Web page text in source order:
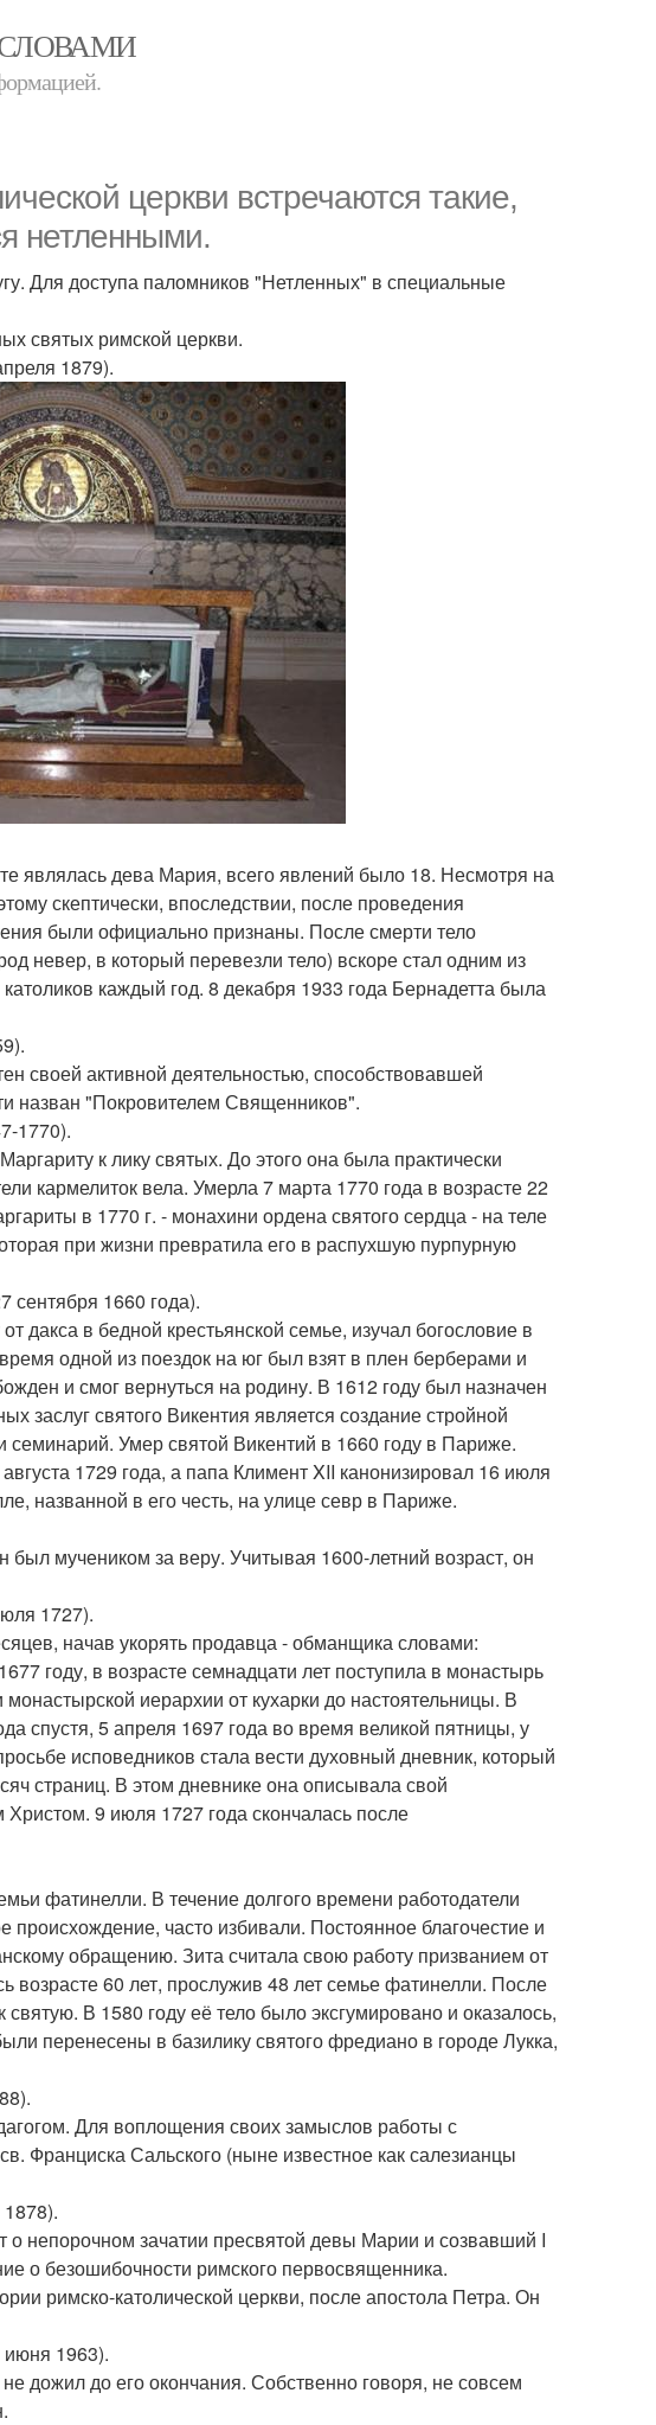
церкви встречаются такие,
нетленными.
Для доступа паломников "Нетленных" в специальные
святых римской церкви.
1879).
являлась дева Мария, всего явлений было 18. Несмотря на
скептически, впоследствии, после проведения
были официально признаны. После смерти тело
невер, в который перевезли тело) вскоре стал одним из
каждый год. 8 декабря 1933 года Бернадетта была
своей активной деятельностью, способствовавшей
назван "Покровителем Священников".
1770).
к лику святых. До этого она была практически
кармелиток вела. Умерла 7 марта 1770 года в возрасте 22
в 1770 г. - монахини ордена святого сердца - на теле
при жизни превратила его в распухшую пурпурную
сентября 1660 года).
дакса в бедной крестьянской семье, изучал богословие в
одной из поездок на юг был взят в плен берберами и
и смог вернуться на родину. В 1612 году был назначен
заслуг святого Викентия является создание стройной
Умер святой Викентий в 1660 году в Париже.
1729 года, а папа Климент XII канонизировал 16 июля
названной в его честь, на улице севр в Париже.
был мучеником за веру. Учитывая 1600-летний возраст, он
1727).
начав укорять продавца - обманщика словами:
году, в возрасте семнадцати лет поступила в монастырь
иерархии от кухарки до настоятельницы. В
спустя, 5 апреля 1697 года во время великой пятницы, у
исповедников стала вести духовный дневник, который
страниц. В этом дневнике она описывала свой
9 июля 1727 года скончалась после
фатинелли. В течение долгого времени работодатели
происхождение, часто избивали. Постоянное благочестие и
обращению. Зита считала свою работу призванием от
возрасте 60 лет, прослужив 48 лет семье фатинелли. После
В 1580 году её тело было эксгумировано и оказалось,
перенесены в базилику святого фредиано в городе Лукка,
Для воплощения своих замыслов работы с
Франциска Сальского (ныне известное как салезианцы
непорочном зачатии пресвятой девы Марии и созвавший I
о безошибочности римского первосвященника.
римско-католической церкви, после апостола Петра. Он
1963).
дожил до его окончания. Собственно говоря, не совсем